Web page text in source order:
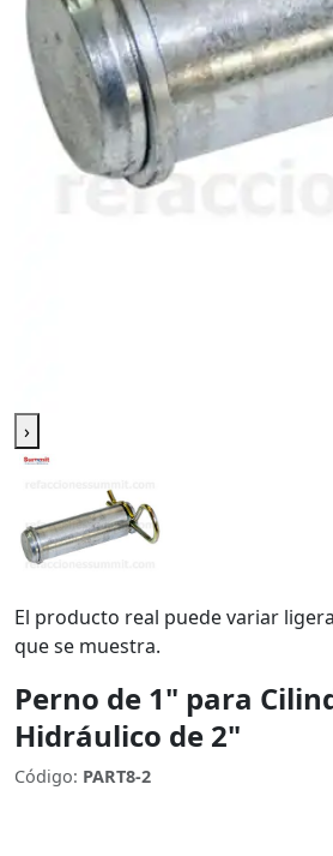
›
El producto real puede variar
que se muestra.
Perno de 1" para
Hidráulico de 2"
Código: PART8-2